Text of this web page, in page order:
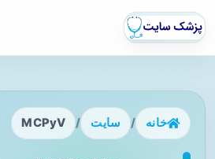
خانه / سایت /
MCPyV